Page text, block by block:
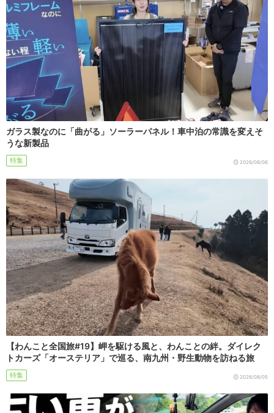
ガラス製なのに「曲がる」ソーラーパネル！車中泊の常識を変えそ
うな新製品
特集 2026/08/06
【わんこと全国旅#19】岬を駆ける風と、わんことの絆。ダイレク
トカーズ「オーステリア」で巡る、南九州・野生動物を訪ねる旅
特集 2026/08/05